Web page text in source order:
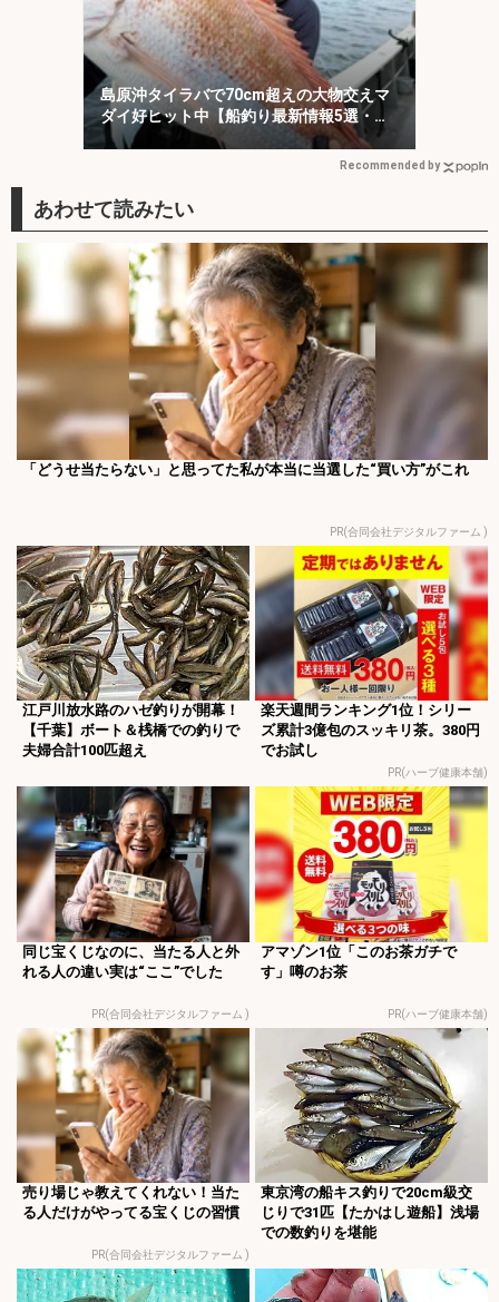
島原沖タイラバで70cm超えの大物交えマ
ダイ好ヒット中【船釣り最新情報5選・大
分／熊本】
Recommended by
「どうせ当たらない」と思ってた私が本当に当選した“買い方”がこれ
PR(合同会社デジタルファーム )
江戸川放水路のハゼ釣りが開幕！
【千葉】ボート＆桟橋での釣りで
夫婦合計100匹超え
楽天週間ランキング1位！シリー
ズ累計3億包のスッキリ茶。380円
でお試し
PR(ハーブ健康本舗)
同じ宝くじなのに、当たる人と外
れる人の違い実は“ここ”でした
PR(合同会社デジタルファーム )
アマゾン1位「このお茶ガチで
す」噂のお茶
PR(ハーブ健康本舗)
売り場じゃ教えてくれない！当た
る人だけがやってる宝くじの習慣
PR(合同会社デジタルファーム )
東京湾の船キス釣りで20cm級交
じりで31匹【たかはし遊船】浅場
での数釣りを堪能